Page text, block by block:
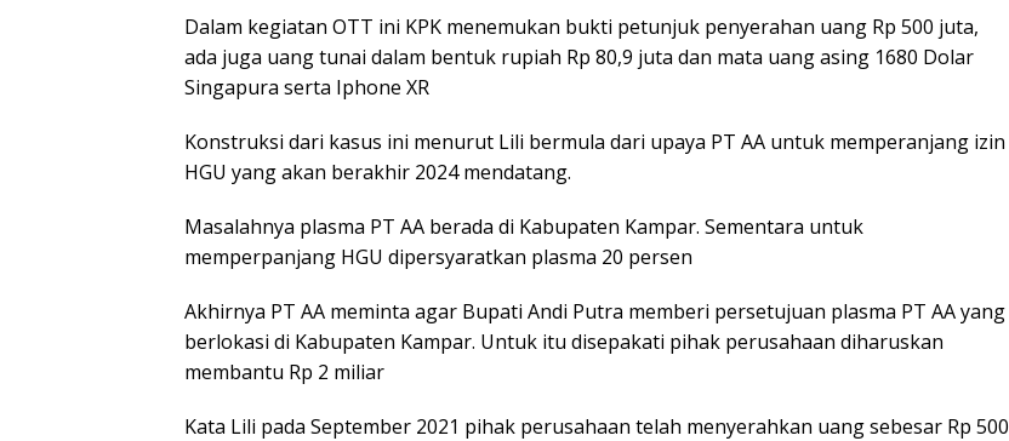
Dalam kegiatan OTT ini KPK menemukan bukti petunjuk penyerahan uang Rp 500 juta,
ada juga uang tunai dalam bentuk rupiah Rp 80,9 juta dan mata uang asing 1680 Dolar
Singapura serta Iphone XR
Konstruksi dari kasus ini menurut Lili bermula dari upaya PT AA untuk memperanjang izin
HGU yang akan berakhir 2024 mendatang.
Masalahnya plasma PT AA berada di Kabupaten Kampar. Sementara untuk
memperpanjang HGU dipersyaratkan plasma 20 persen
Akhirnya PT AA meminta agar Bupati Andi Putra memberi persetujuan plasma PT AA yang
berlokasi di Kabupaten Kampar. Untuk itu disepakati pihak perusahaan diharuskan
membantu Rp 2 miliar
Kata Lili pada September 2021 pihak perusahaan telah menyerahkan uang sebesar Rp 500